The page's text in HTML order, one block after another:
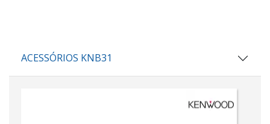
ACESSÓRIOS KNB31